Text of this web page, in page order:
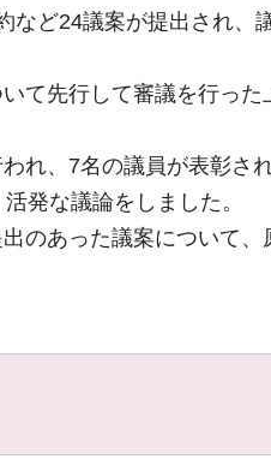
など24議案が提出され、
て先行して審議を行った
れ、7名の議員が表彰さ
発な議論をしました。
のあった議案について、